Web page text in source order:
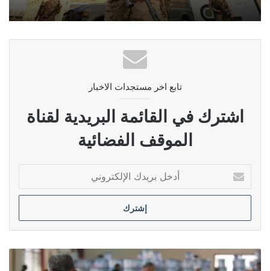
تابع اخر مستجدات الاخبار
اشترك في القائمة البريدية لقناة
الموقف الفضائية
بريدك
الإلكتروني
المفوضية
تسجل